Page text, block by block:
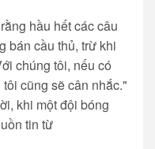
hầu hết các câu
bán cầu thủ, trừ khi
chúng tôi, nếu có
cũng sẽ cân nhắc."
khi một đội bóng
tin từ